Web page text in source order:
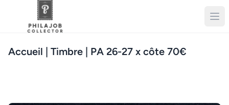
Accueil | Timbre | PA 26-27 x côte 70€